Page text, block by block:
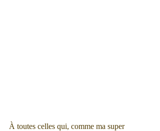
À toutes celles qui, comme ma super